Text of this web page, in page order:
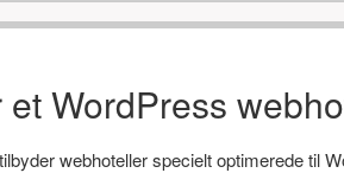
et WordPress
webhoteller specielt optimerede til